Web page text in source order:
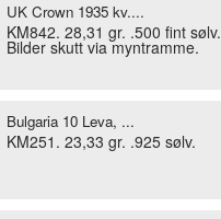
UK Crown 1935 kv....
KM842. 28,31 gr. .500 fint sølv.
Bilder skutt via myntramme.
Bulgaria 10 Leva, ...
KM251. 23,33 gr. .925 sølv.